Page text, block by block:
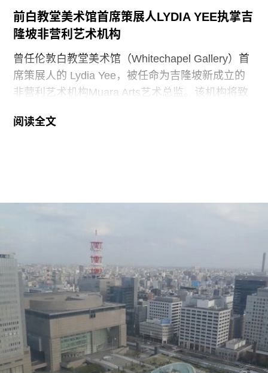
他公共场所设置临时展览或标识，以纠正博物馆内
呈现的不准确信息”。
史密森尼学会尚未就行政令发表公开评论。上周，
哈蒂格出席了一场国会听证会，期间
前白教堂美术馆首席策展人LYDIA YEE执掌吉
隆坡非营利艺术机构
曾任伦敦白教堂美术馆（Whitechapel Gallery）首
席策展人的 Lydia Yee，被任命为吉隆坡新成立的
非营利艺术机构Muara Arts艺术总监。该机构将致
正式开幕。与美术馆配套建设的一座表演艺术剧场
生河（Klang River）交汇处。美术馆将利用经过改
该机构由律师尚蒂·坎迪亚（Shanthi Kandiah）与
私募股权投资人布拉马尔·瓦苏德万（Brahmal
Vasudevan）共同创立，并由两人于2010年成立的
马来西亚非营利组织Creador Foundation负责运
营。
在新职位上，Yee将运用其策划现当代艺术展览的
丰富经验，负责Muara Arts的展览规划、空间布局
及整体艺术发展方向。11月1日，Muara Arts将以
阅读全文